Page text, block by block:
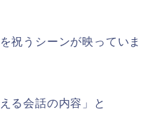
祝うシーンが映っていま
る会話の内容」と